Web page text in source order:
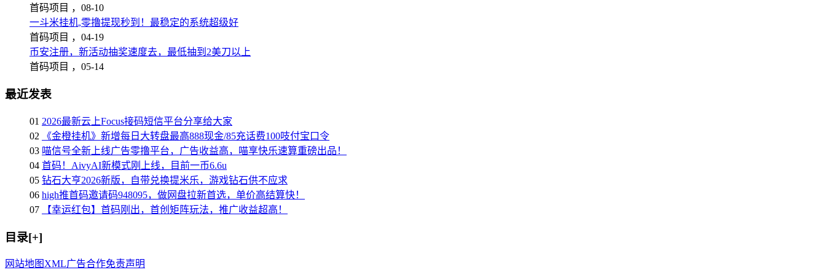
首码项目 ， 08-10
一斗米挂机,零撸提现秒到！最稳定的系统超级好
首码项目 ， 04-19
币安注册，新活动抽奖速度去，最低抽到2美刀以上
首码项目 ， 05-14
最近发表
01 2026最新云上Focus接码短信平台分享给大家
02
《金橙挂机》新增每日大转盘最高888现金/85充话费100吱付宝口令
03 喵信号全新上线广告零撸平台，广告收益高，喵享快乐速算重磅出品！
04 首码！AivyAI新模式刚上线，目前一币6.6u
05 钻石大亨2026新版，自带兑换提米乐，游戏钻石供不应求
06 high推首码邀请码948095，做网盘拉新首选，单价高结算快！
07
【幸运红包】首码刚出，首创矩阵玩法，推广收益超高！
目录[+]
网站地图 XML广告合作免责声明